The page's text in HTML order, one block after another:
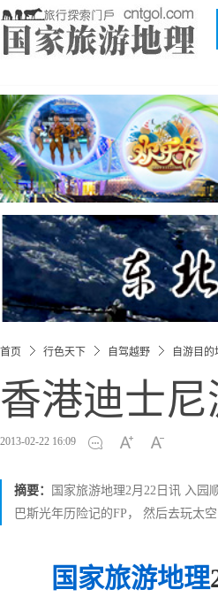
首页 行色天下 自驾越野 自游目的
香港迪士
2013-02-22 16:09
摘要：
国家旅游地理2月22日讯 入园
巴斯光年历险记的FP， 然后去玩太
国家旅游地理